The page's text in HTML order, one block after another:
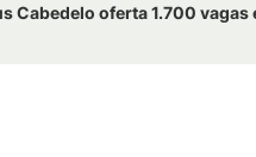
Cabedelo oferta 1.700 vagas